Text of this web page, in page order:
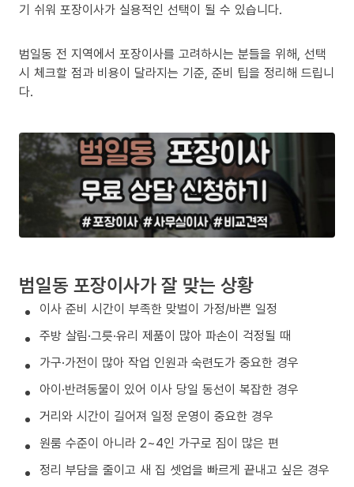
기 쉬워 포장이사가 실용적인 선택이 될 수 있습니다.
범일동 전 지역에서 포장이사를 고려하시는 분들을 위해, 선택
시 체크할 점과 비용이 달라지는 기준, 준비 팁을 정리해 드립니
다.
범일동 포장이사가 잘 맞는 상황
이사 준비 시간이 부족한 맞벌이 가정/바쁜 일정
주방 살림·그릇·유리 제품이 많아 파손이 걱정될 때
가구·가전이 많아 작업 인원과 숙련도가 중요한 경우
아이·반려동물이 있어 이사 당일 동선이 복잡한 경우
거리와 시간이 길어져 일정 운영이 중요한 경우
원룸 수준이 아니라 2~4인 가구로 짐이 많은 편
정리 부담을 줄이고 새 집 셋업을 빠르게 끝내고 싶은 경우